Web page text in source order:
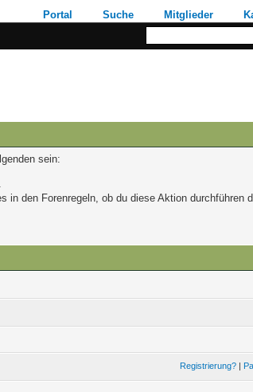
Portal Suche Mitglieder
sein:
in den Forenregeln, ob du diese Aktion durchführen
Registrierung? |